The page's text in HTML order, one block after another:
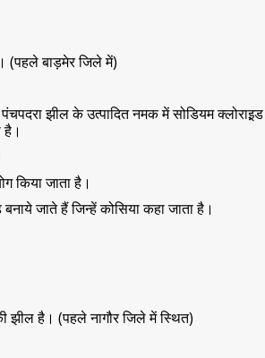
(पहले बाड़मेर जिले में)
झील के उत्पादित नमक में सोडियम क्लोराइ़ड
है।
किया जाता है।
जाते हैं जिन्हें कोसिया कहा जाता है।
झील है। (पहले नागौर जिले में स्थित)